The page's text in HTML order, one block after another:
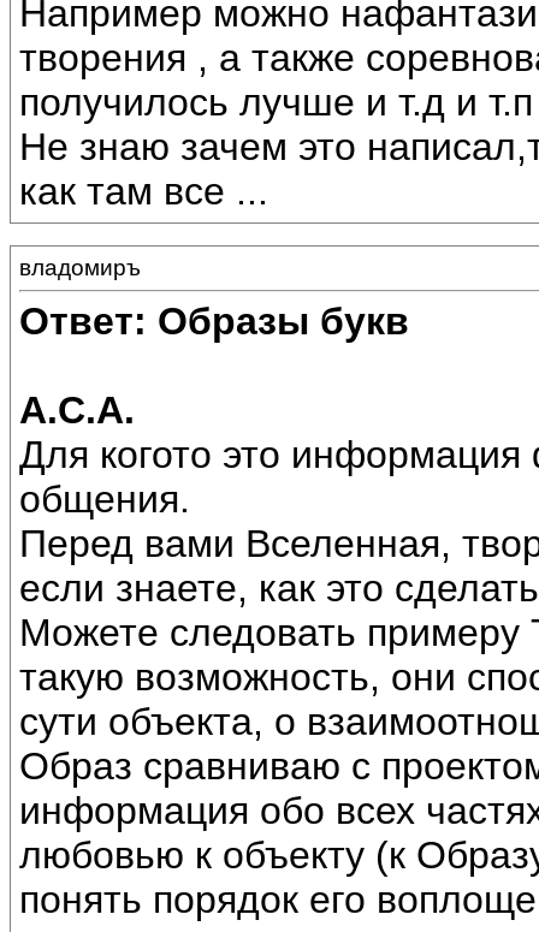
Например можно
творения , а также
получилось лучше и т.д и т.п
Не знаю зачем это
как там все ...
владомиръ
Ответ: Образы букв
А.С.А.
Для когото это информация
общения.
Перед вами Вселенная,
если знаете, как это
Можете следовать
такую возможность, они
сути объекта, о
Образ сравниваю с
информация обо всех
любовью к объекту (к
понять порядок его